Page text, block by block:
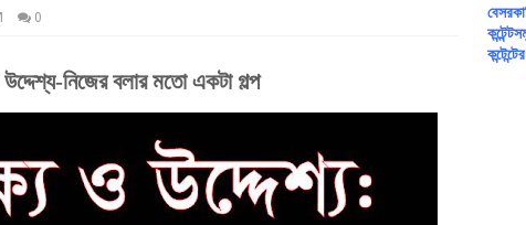
0
নিজের বলার মতো একটা গল্প